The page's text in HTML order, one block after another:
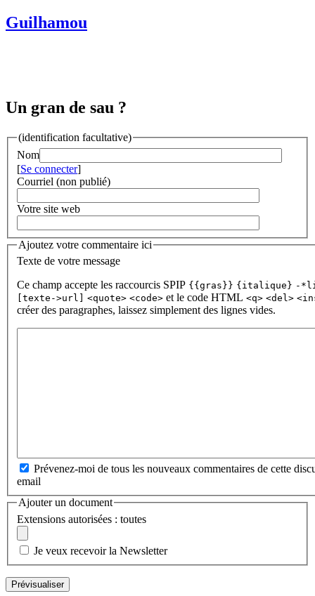
Guilhamou
Un gran de sau ?
(identification facultative)
Nom
[Se connecter]
Courriel (non publié)
Votre site web
Ajoutez votre commentaire ici
Texte de votre message
Ce champ accepte les raccourcis SPIP {{gras}} {italique} -
[texte->url]
<quote> <code> et le code HTML <q> <del>
créer des paragraphes, laissez simplement des lignes vides.
Prévenez-moi de tous les nouveaux commentaires de cette
email
Ajouter un document
Extensions autorisées : toutes
Je veux recevoir la Newsletter